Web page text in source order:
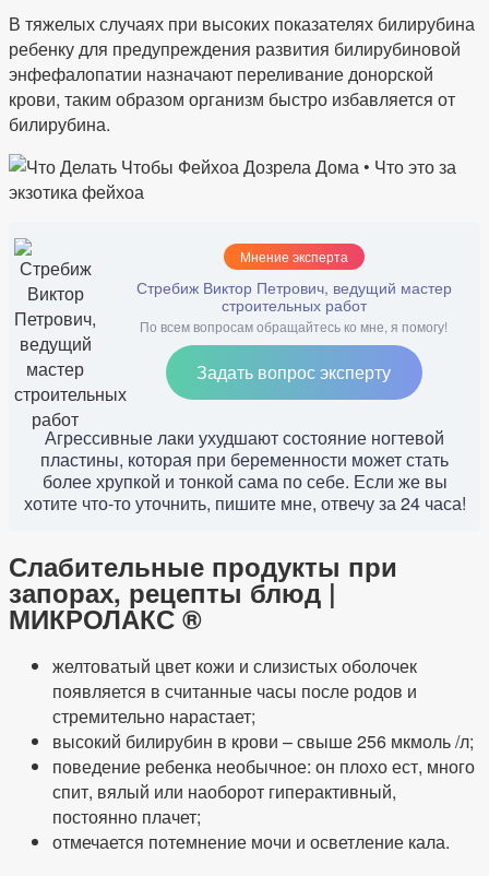
В тяжелых случаях при высоких показателях билирубина
ребенку для предупреждения развития билирубиновой
энфефалопатии назначают переливание донорской
крови, таким образом организм быстро избавляется от
билирубина.
Мнение эксперта
Стребиж Виктор Петрович, ведущий мастер
строительных работ
По всем вопросам обращайтесь ко мне, я помогу!
Задать вопрос эксперту
Агрессивные лаки ухудшают состояние ногтевой
пластины, которая при беременности может стать
более хрупкой и тонкой сама по себе. Если же вы
хотите что-то уточнить, пишите мне, отвечу за 24 часа!
Слабительные продукты при
запорах, рецепты блюд |
МИКРОЛАКС ®
желтоватый цвет кожи и слизистых оболочек
появляется в считанные часы после родов и
стремительно нарастает;
высокий билирубин в крови – свыше 256 мкмоль /л;
поведение ребенка необычное: он плохо ест, много
спит, вялый или наоборот гиперактивный,
постоянно плачет;
отмечается потемнение мочи и осветление кала.